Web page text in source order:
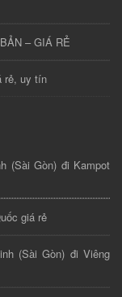
– GIÁ RẺ
rẻ, uy tín
(Sài Gòn) đi Kampot
giá rẻ
(Sài Gòn) đi Viêng